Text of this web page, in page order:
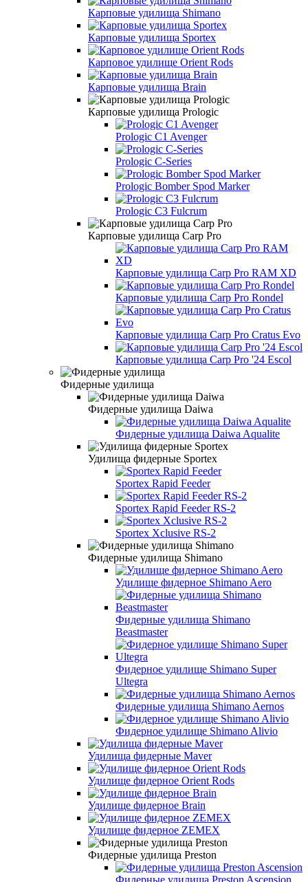
Карповые удилища Shimano
Карповые удилища Sportex
Карповое удилище Orient Rods
Карповые удилища Brain
Карповые удилища Prologic
Prologic C1 Avenger
Prologic C-Series
Prologic Bomber Spod Marker
Prologic C3 Fulcrum
Карповые удилища Carp Pro
Карповые удилища Carp Pro RAM XD
Карповые удилища Carp Pro Rondel
Карповые удилища Carp Pro Cratus Evo
Карповые удилища Carp Pro '24 Escol
Фидерные удилища
Фидерные удилища Daiwa
Фидерные удилища Daiwa Aqualite
Удилища фидерные Sportex
Sportex Rapid Feeder
Sportex Rapid Feeder RS-2
Sportex Xclusive RS-2
Фидерные удилища Shimano
Удилище фидерное Shimano Aero
Фидерные удилища Shimano
Beastmaster
Фидерное удилище Shimano Super
Ultegra
Фидерные удилища Shimano Aernos
Фидерное удилище Shimano Alivio
Удилища фидерные Maver
Удилище фидерное Orient Rods
Удилище фидерное Brain
Удилище фидерное ZEMEX
Фидерные удилища Preston
Фидерные удилища Preston Ascension